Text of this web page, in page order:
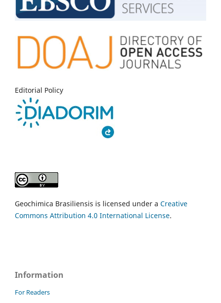
Editorial Policy
Geochimica Brasiliensis is licensed under a Creative
Commons Attribution 4.0 International License.
Information
For Readers